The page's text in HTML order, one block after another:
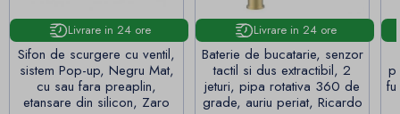
Livrare in 24 ore
Sifon de scurgere cu ventil,
sistem Pop-up, Negru Mat,
cu sau fara preaplin,
etansare din silicon, Zaro
Livrare in 24 ore
Baterie de bucatarie, senzor
tactil si dus extractibil, 2
jeturi, pipa rotativa 360 de
grade, auriu periat, Ricardo